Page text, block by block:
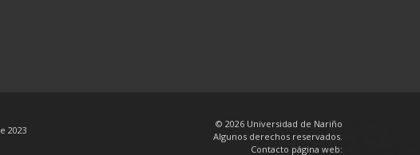
2023
© 2026 Universidad de Nariño
Algunos derechos reservados.
Contacto página web: